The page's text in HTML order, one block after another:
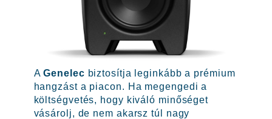
AGenelec biztosítja leginkább a prémium
hangzást a piacon. Ha megengedi a
költségvetés, hogy kiváló minőséget
vásárolj, de nem akarsz túl nagy